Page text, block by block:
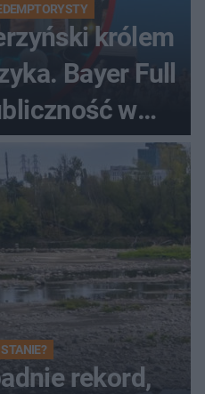
królem
Bayer Full
w
rekord,